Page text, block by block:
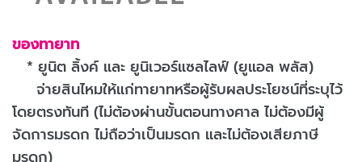
ของทายาท
* ยูนิต ลิ้งค์ และ ยูนิเวอร์แซลไลฟ์ (ยูแอล พลัส)
จ่ายสินไหมให้แก่ทายาทหรือผู้รับผลประโยชน์ที่ระบุไว้
โดยตรงทันที (ไม่ต้องผ่านขั้นตอนทางศาล ไม่ต้องมีผู้
จัดการมรดก ไม่ถือว่าเป็นมรดก และไม่ต้องเสียภาษี